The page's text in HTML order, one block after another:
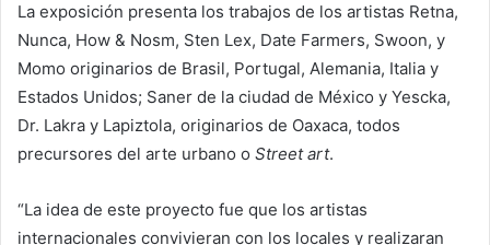
La exposición presenta los trabajos de los artistas Retna,
Nunca, How & Nosm, Sten Lex, Date Farmers, Swoon, y
Momo originarios de Brasil, Portugal, Alemania, Italia y
Estados Unidos; Saner de la ciudad de México y Yescka,
Dr. Lakra y Lapiztola, originarios de Oaxaca, todos
precursores del arte urbano o Street art.
“La idea de este proyecto fue que los artistas
internacionales convivieran con los locales y realizaran